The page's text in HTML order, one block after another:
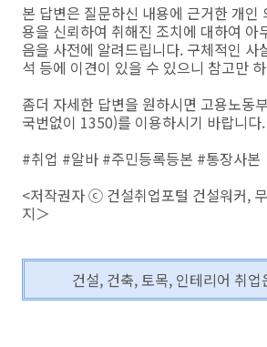
본 답변은 질문하신 내용에 근거한 개인
용을 신뢰하여 취해진 조치에 대하여 아
음을 사전에 알려드립니다. 구체적인 사
석 등에 이견이 있을 수 있으니 참고만
좀더 자세한 답변을 원하시면 고용노동
국번없이 1350)를 이용하시기 바랍니다
#취업 #알바 #주민등록등본 #통장사본
<저작권자 ⓒ 건설취업포털 건설워커,
지＞
건설, 건축, 토목, 인테리어 취업